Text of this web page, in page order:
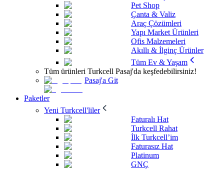
Pet Shop
Çanta & Valiz
Araç Çözümleri
Yapı Market Ürünleri
Ofis Malzemeleri
Akıllı & İlginç Ürünler
Tüm Ev & Yaşam
Tüm ürünleri Turkcell Pasaj'da keşfedebilirsiniz!
Pasaj'a Git
Paketler
Yeni Turkcell'liler
Faturalı Hat
Turkcell Rahat
İlk Turkcell’im
Faturasız Hat
Platinum
GNÇ